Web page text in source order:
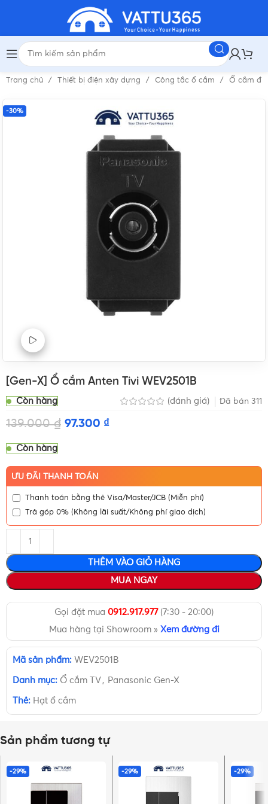
Trang chủ Thiết bị điện xây dựng Công tắc ổ cắm Ổ cắm
-30%
[Gen-X] Ổ cắm Anten Tivi WEV2501B
Còn hàng (đánh giá) Đã bán 311
139.000₫ 97.300 ₫
Còn hàng
ƯU ĐÃI THANH TOÁN
Thanh toán bằng thẻ Visa/Master/JCB (Miễn phí)
Trả góp 0% (Không lãi suất/Không phí giao dịch)
THÊM VÀO GIỎ HÀNG
MUA NGAY
Gọi đặt mua 0912.917.977(7:30 - 20:00)
Mua hàng tại Showroom » Xem đường đi
Mã sản phẩm: WEV2501B
Danh mục: Ổ cắm TV , Panasonic Gen-X
Thẻ: Hạt ổ cắm
Sản phẩm tương tự
-29% -29% -29%